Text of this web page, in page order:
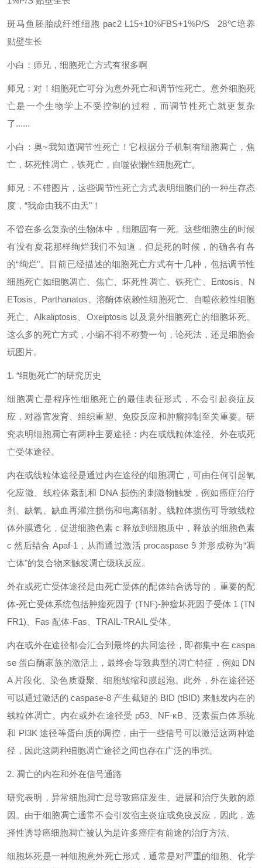
斑马鱼胚胎成纤维细胞 pac2 L15+10%FBS+1%P/S 28℃培养
贴壁生长
小白：师兄，细胞死亡方式有很多啊
师兄：对！细胞死亡可分为意外死亡和调节性死亡。意外细胞死
亡是一个生物学上不受控制的过程，而调节性死亡就更复杂
了......
小白：奥~我知道调节性死亡！它根据分子机制有细胞凋亡，焦
亡，坏死性凋亡，铁死亡，自噬依懒性细胞死亡。
师兄：不错图片，这些调节性死亡方式表明细胞们的一种生存态
度，“我命由我不由天"！
不管在多么复杂的生物体中，细胞固有一死。这些细胞生的时候
有没有夏花那样绚烂我们不知道，但是死的时候，的确各有各
的“绚烂"。目前已经描述的细胞死亡方式有十几种，包括调节性
细胞死亡如细胞凋亡、焦亡、坏死性凋亡、铁死亡、Entosis、N
ETosis、Parthanatos、溶酶体依赖性细胞死亡、自噬依赖性细胞
死亡、Alkaliptosis、Oxeiptosis 以及意外细胞死亡的细胞坏死。
这么多的死亡方式，小编不得不称赞一句，论死法，还是细胞会
玩图片。
1. “细胞死亡"的研究历史
细胞凋亡是程序性细胞死亡的最佳表征形式，不会引起炎症反
应，对器官发育、组织重塑、免疫反应和肿瘤抑制至关重要。研
究表明细胞凋亡有两种主要途径：内在或线粒体途径、外在或死
亡受体途径。
内在或线粒体途径是通过内在途径的细胞凋亡，可由任何引起氧
化应激、线粒体紊乱和 DNA 损伤的刺激物触发，例如癌症治疗
剂、缺氧、缺血再灌注损伤和电离辐射。线粒体损伤可导致线粒
体外膜透化，促进细胞色素 c 释放到细胞质中，释放的细胞色素
c 然后结合 Apaf-1，从而通过激活 procaspase 9 并形成称为“凋
亡体"的复合物来触发凋亡级联反应。
外在或死亡受体途径是由死亡受体的配体结合诱导的，重要的配
体-死亡受体系统包括肿瘤死因子 (TNF)-肿瘤坏死因子受体 1 (TN
FR1)、Fas 配体-Fas、TRAIL-TRAIL 受体。
内在或外在途径都会汇合到最终的共同途径，即都集中在 caspa
se 蛋白酶家族的激活上，最终会导致典型的凋亡特征，例如 DN
A 片段化、染色质凝聚、细胞皱缩和膜起泡。此外，外在途径还
可以通过激活的 caspase-8 产生截短的 BID (tBID) 来触发内在的
线粒体凋亡。内在或外在途径受 p53、NF-κB、泛素蛋白体系统
和 PI3K 途径等蛋白质的调控，由于一些信号可以激活这两种途
径，因此这两种细胞凋亡途径之间也存在广泛的串扰。
2. 凋亡的内在和外在信号通路
研究表明，异常细胞凋亡是导致癌症发生、进展和治疗失败的原
因。由于细胞凋亡通常不会引发宿主炎症或免疫反应，因此，选
择性诱导癌细胞凋亡被认为是许多癌症有前途的治疗方法。
细胞坏死是一种细胞意外死亡形式，通常是对严重的细胞、化学